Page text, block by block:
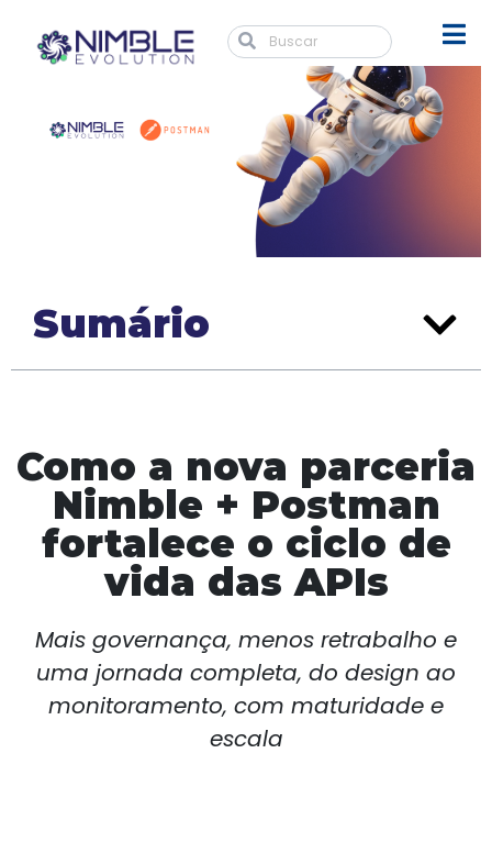
Sumário
Como a nova parceria
Nimble + Postman
fortalece o ciclo de
vida das APIs
Mais governança, menos retrabalho e
uma jornada completa, do design ao
monitoramento, com maturidade e
escala